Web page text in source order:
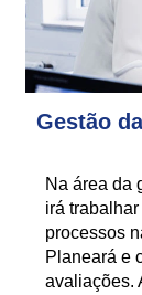
Gestão
Na área da
irá
processos
Planeará e
avaliações.